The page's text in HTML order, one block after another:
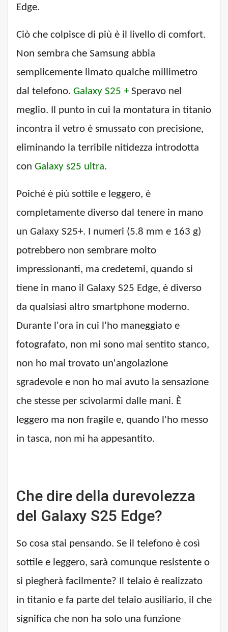
Edge.
Ciò che colpisce di più è il livello di comfort.
Non sembra che Samsung abbia
semplicemente limato qualche millimetro
dal telefono. Galaxy S25 + Speravo nel
meglio. Il punto in cui la montatura in titanio
incontra il vetro è smussato con precisione,
eliminando la terribile nitidezza introdotta
con Galaxy s25 ultra.
Poiché è più sottile e leggero, è
completamente diverso dal tenere in mano
un Galaxy S25+. I numeri (5.8 mm e 163 g)
potrebbero non sembrare molto
impressionanti, ma credetemi, quando si
tiene in mano il Galaxy S25 Edge, è diverso
da qualsiasi altro smartphone moderno.
Durante l'ora in cui l'ho maneggiato e
fotografato, non mi sono mai sentito stanco,
non ho mai trovato un'angolazione
sgradevole e non ho mai avuto la sensazione
che stesse per scivolarmi dalle mani. È
leggero ma non fragile e, quando l'ho messo
in tasca, non mi ha appesantito.
Che dire della durevolezza
del Galaxy S25 Edge?
So cosa stai pensando. Se il telefono è così
sottile e leggero, sarà comunque resistente o
si piegherà facilmente? Il telaio è realizzato
in titanio e fa parte del telaio ausiliario, il che
significa che non ha solo una funzione